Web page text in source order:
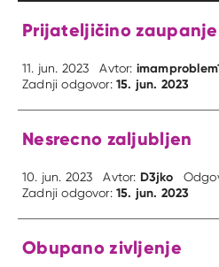
Prijateljičino zaupanje
11. jun. 2023 Avtor:
Zadnji odgovor:15. jun. 2023
Nesrecno zaljubljen
10. jun. 2023 Avtor: D3jko
Zadnji odgovor:15. jun. 2023
Obupano zivljenje